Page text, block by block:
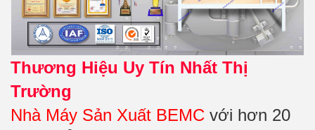
Thương Hiệu Uy Tín Nhất Thị
Trường
Nhà Máy Sản Xuất BEMC với hơn 20